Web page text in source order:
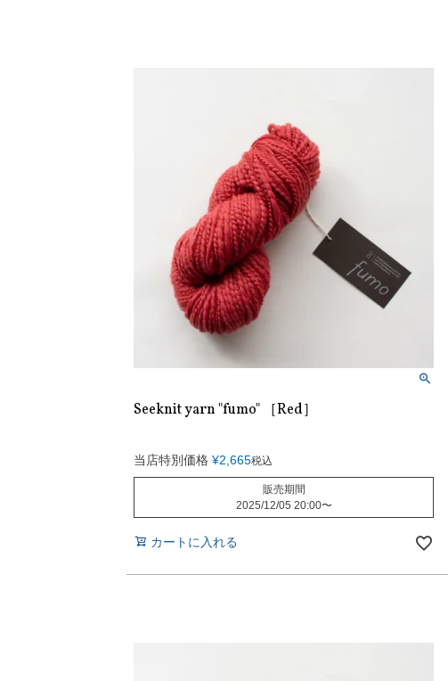
Seeknit yarn "fumo" ［Red］
当店特別価格 ¥2,665税込
販売期間
2025/12/05 20:00〜
カートに入れる